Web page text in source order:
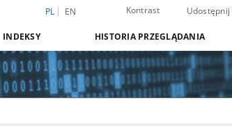
PL EN Kontrast Udostępnij
INDEKSY HISTORIA PRZEGLĄDANIA